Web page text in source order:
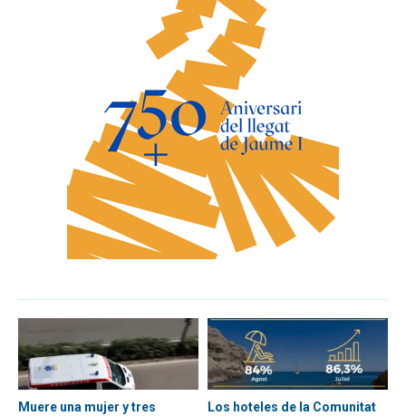
Muere una mujer y tres
Los hoteles de la Comunitat